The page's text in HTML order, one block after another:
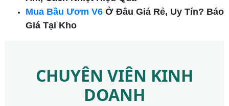
Mua Bầu Ươm V6 Ở Đâu Giá Rẻ, Uy Tín? Báo
Giá Tại Kho
CHUYÊN VIÊN KINH
DOANH